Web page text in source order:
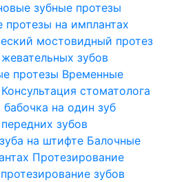
зубные протезы
на имплантах
мостовидный протез
зубов
протезы Временные
Консультация стоматолога
бабочка на один зуб
зубов
на штифте Балочные
Протезирование
зубов